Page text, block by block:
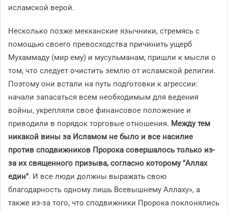
исламской верой.
Несколько позже мекканские язычники, стремясь с
помощью своего превосходства причинить ущерб
Мухаммаду (мир ему) и мусульманам, пришли к мысли о
том, что следует очистить землю от исламской религии.
Поэтому они встали на путь подготовки к агрессии:
начали запасаться всем необходимым для ведения
войны, укрепляли свое финансовое положение и
приводили в порядок торговые отношения. Между тем
никакой вины за Исламом не было и все насилие
против сподвижников Пророка совершалось только из-
за их священного призыва, согласно которому "Аллах
един". И все люди должны выражать свою
благодарность одному лишь Всевышнему Аллаху», а
также из-за того, что сподвижники Пророка поклонялись